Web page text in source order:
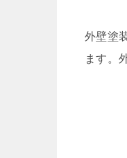
外壁塗
ます。